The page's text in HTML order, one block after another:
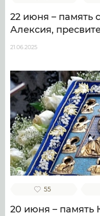
22 июня – память
Алексия,
21.06.2025
55
20 июня – память